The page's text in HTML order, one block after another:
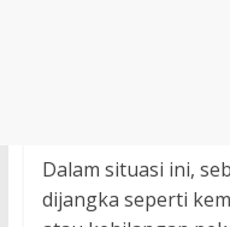
Dalam situasi ini,
dijangka seperti